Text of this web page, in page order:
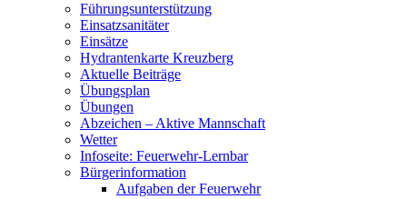
Führungsunterstützung
Einsatzsanitäter
Einsätze
Hydrantenkarte Kreuzberg
Aktuelle Beiträge
Übungsplan
Übungen
Abzeichen – Aktive Mannschaft
Wetter
Infoseite: Feuerwehr-Lernbar
Bürgerinformation
Aufgaben der Feuerwehr